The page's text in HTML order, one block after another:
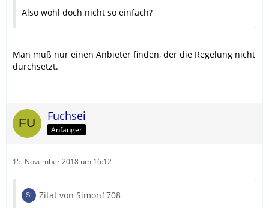
Also wohl doch nicht so einfach?
Man muß nur einen Anbieter finden, der die Regelung nicht
durchsetzt.
Fuchsei
Anfänger
15. November 2018 um 16:12
Zitat von Simon1708